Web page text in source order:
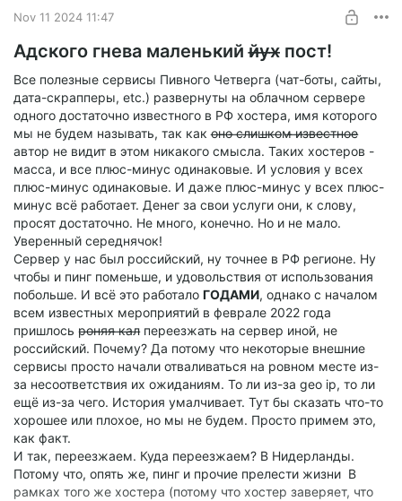
Nov 11 2024 11:47
Адского гнева маленький й̶у̶х̶ пост!
Все полезные сервисы Пивного Четверга (чат-боты, сайты,
дата-скрапперы, etc.) развернуты на облачном сервере
одного достаточно известного в РФ хостера, имя которого
мы не будем называть, так как о̶н̶о̶ ̶с̶л̶и̶ш̶к̶о̶м̶ ̶и̶з̶в̶е̶с̶т̶н̶о̶е̶
автор не видит в этом никакого смысла. Таких хостеров -
масса, и все плюс-минус одинаковые. И условия у всех
плюс-минус одинаковые. И даже плюс-минус у всех плюс-
минус всё работает. Денег за свои услуги они, к слову,
просят достаточно. Не много, конечно. Но и не мало.
Уверенный середнячок!
Сервер у нас был российский, ну точнее в РФ регионе. Ну
чтобы и пинг поменьше, и удовольствия от использования
побольше. И всё это работало ГОДАМИ, однако с началом
всем известных мероприятий в феврале 2022 года
пришлось р̶о̶н̶я̶я̶ ̶к̶а̶л̶ переезжать на сервер иной, не
российский. Почему? Да потому что некоторые внешние
сервисы просто начали отваливаться на ровном месте из-
за несоответствия их ожиданиям. То ли из-за geo ip, то ли
ещё из-за чего. История умалчивает. Тут бы сказать что-то
хорошее или плохое, но мы не будем. Просто примем это,
как факт.
И так, переезжаем. Куда переезжаем? В Нидерланды.
Потому что, опять же, пинг и прочие прелести жизни В
рамках того же хостера (потому что хостер заверяет, что